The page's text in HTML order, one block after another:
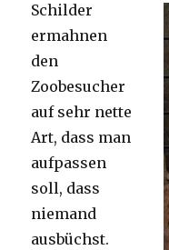
Schilder
ermahnen
den
Zoobesucher
auf sehr nette
Art, dass man
aufpassen
soll, dass
niemand
ausbüchst.